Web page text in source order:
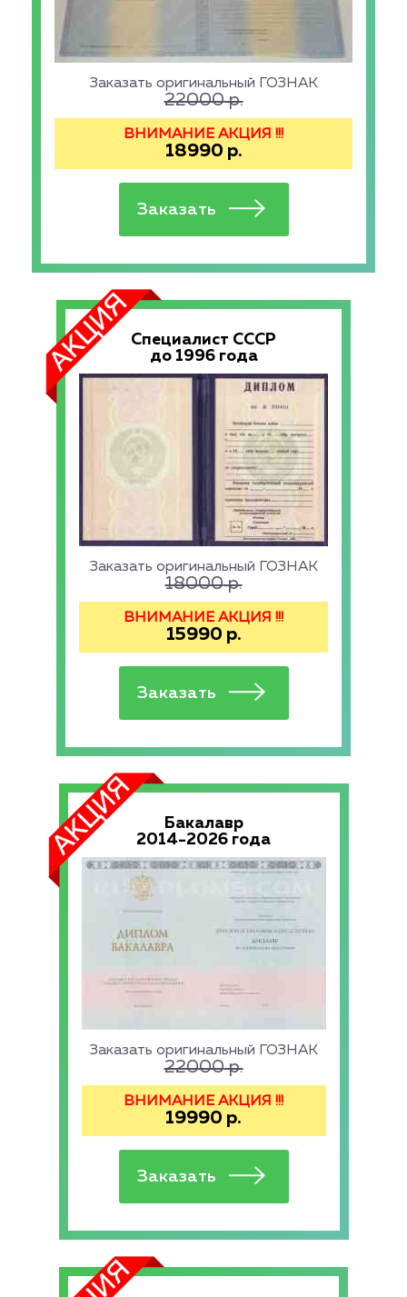
Заказать оригинальный ГОЗНАК
22000р.
ВНИМАНИЕ АКЦИЯ !!!
18990 р.
Специалист СССР
до 1996 года
Заказать оригинальный ГОЗНАК
18000р.
ВНИМАНИЕ АКЦИЯ !!!
15990 р.
Бакалавр
2014-2026 года
Заказать оригинальный ГОЗНАК
22000р.
ВНИМАНИЕ АКЦИЯ !!!
19990 р.